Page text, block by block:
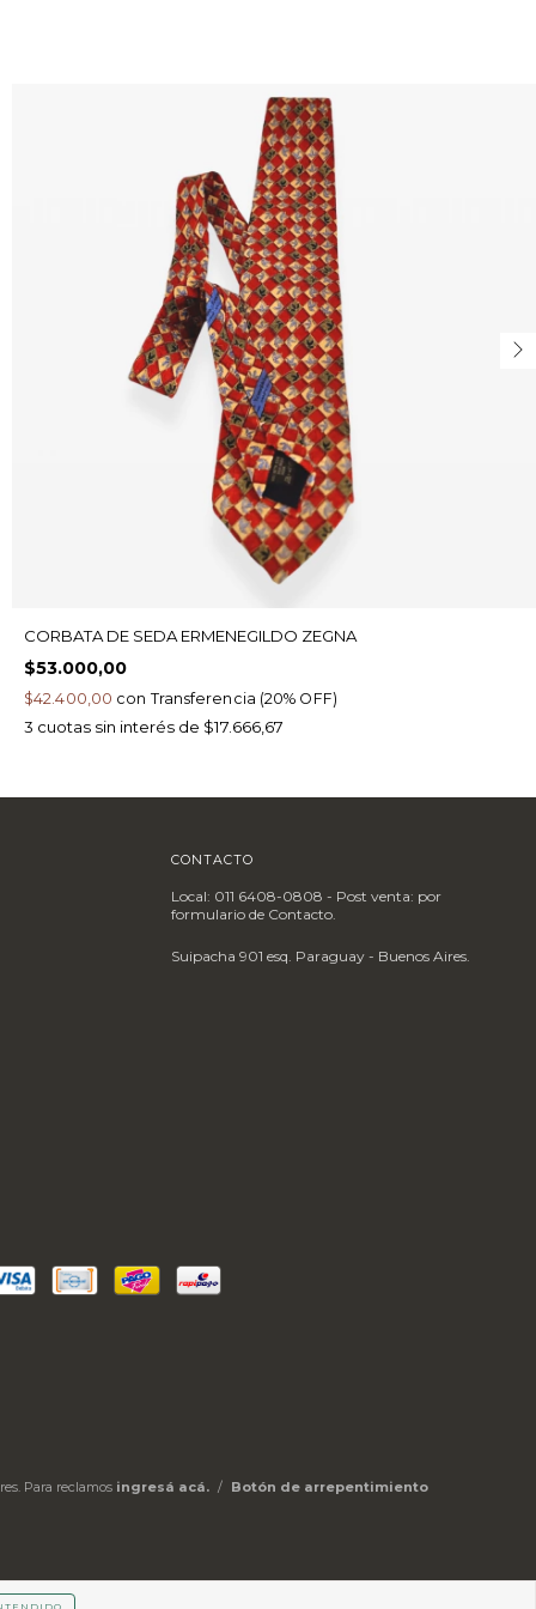
CORBATA DE SEDA ERMENEGILDO ZEGNA
$53.000,00
$42.400,00 con Transferencia (20% OFF)
3 cuotas sin interés de $17.666,67
CONTACTO
Local: 011 6408-0808 - Post venta: por
formulario de Contacto.
Suipacha 901 esq. Paraguay - Buenos Aires.
Para reclamos ingresá acá. / Botón de arrepentimiento